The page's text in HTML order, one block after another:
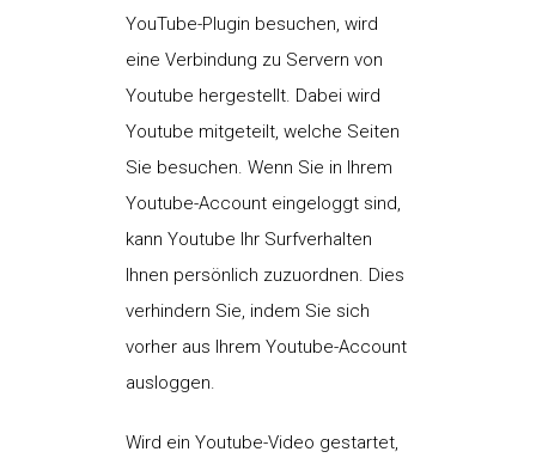
YouTube-Plugin besuchen, wird
eine Verbindung zu Servern von
Youtube hergestellt. Dabei wird
Youtube mitgeteilt, welche Seiten
Sie besuchen. Wenn Sie in Ihrem
Youtube-Account eingeloggt sind,
kann Youtube Ihr Surfverhalten
Ihnen persönlich zuzuordnen. Dies
verhindern Sie, indem Sie sich
vorher aus Ihrem Youtube-Account
ausloggen.
Wird ein Youtube-Video gestartet,